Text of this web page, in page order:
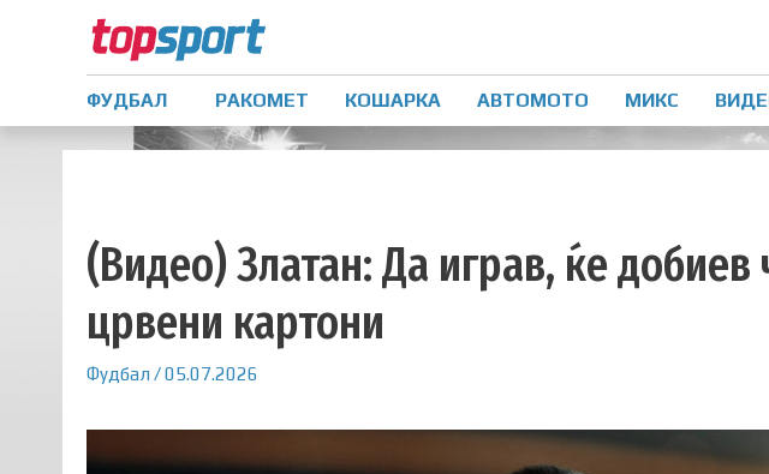
ФУДБАЛ РАКОМЕТ КОШАРКА АВТОМОТО МИКС
(Видео) Златан: Да играв, ќе добиев
црвени картони
Фудбал /05.07.2026